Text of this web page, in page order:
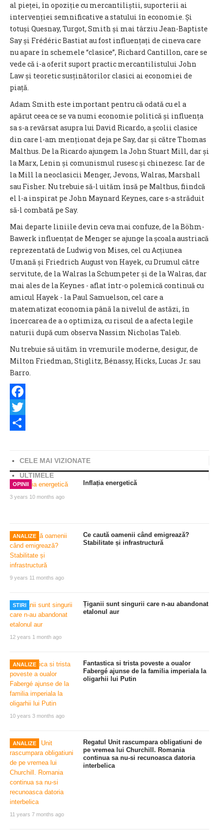
al pieței, în opoziție cu mercantiliștii, suporterii ai
intervenției semnificative a statului în economie. Și
totuși Quesnay, Turgot, Smith și mai târziu Jean-Baptiste
Say și Frédéric Bastiat au fost influențați de cineva care
nu apare în schemele “clasice”, Richard Cantillon, care se
vede că i-a oferit suport practic mercantilistului John
Law și teoretic susținătorilor clasici ai economiei de
piață.
Adam Smith este important pentru că odată cu el a
apărut ceea ce se va numi economie politică și influența
sa s-a revărsat asupra lui David Ricardo, a școlii clasice
din care l-am menționat deja pe Say, dar și către Thomas
Malthus. De la Ricardo ajungem la John Stuart Mill, dar și
la Marx, Lenin și comunismul rusesc și chinezesc. Iar de
la Mill la neoclasicii Menger, Jevons, Walras, Marshall
sau Fisher. Nu trebuie să-l uităm însă pe Malthus, fiindcă
el l-a inspirat pe John Maynard Keynes, care s-a străduit
să-l combată pe Say.
Mai departe liniile devin ceva mai confuze, de la Böhm-
Bawerk influențat de Menger se ajunge la școala austriacă
reprezentată de Ludwig von Mises, cel cu Acțiunea
Umană și Friedrich August von Hayek, cu Drumul către
servitute, de la Walras la Schumpeter și de la Walras, dar
mai ales de la Keynes - aflat într-o polemică continuă cu
amicul Hayek - la Paul Samuelson, cel care a
matematizat economia până la nivelul de astăzi, în
încercarea de a o optimiza, cu riscul de a afecta legile
naturii după cum observa Nassim Nicholas Taleb.
Nu trebuie să uităm în vremurile moderne, desigur, de
Milton Friedman, Stiglitz, Bénassy, Hicks, Lucas Jr. sau
Barro.
Facebook
Twitter
CELE MAI VIZIONATE
ULTIMELE
OPINII
3 years 10 months ago
Inflația energetică
ANALIZE
9 years 11 months ago
Ce caută oamenii când emigrează?
Stabilitate și infrastructură
STIRI
12 years 1 month ago
Țiganii sunt singurii care n-au abandonat
etalonul aur
ANALIZE
10 years 3 months ago
Fantastica si trista poveste a oualor
Fabergé ajunse de la familia imperiala la
oligarhii lui Putin
ANALIZE
11 years 7 months ago
Regatul Unit rascumpara obligatiuni de
pe vremea lui Churchill. Romania
continua sa nu-si recunoasca datoria
interbelica